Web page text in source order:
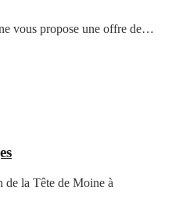
vous propose une offre de…
de la Tête de Moine à